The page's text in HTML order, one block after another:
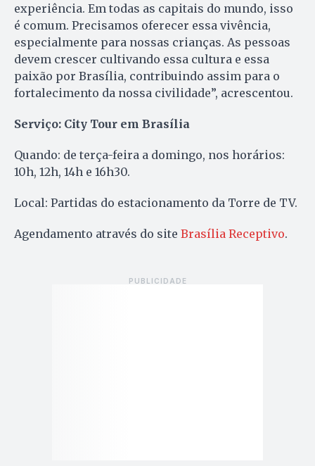
experiência. Em todas as capitais do mundo, isso
é comum. Precisamos oferecer essa vivência,
especialmente para nossas crianças. As pessoas
devem crescer cultivando essa cultura e essa
paixão por Brasília, contribuindo assim para o
fortalecimento da nossa civilidade”, acrescentou.
Serviço: City Tour em Brasília
Quando: de terça-feira a domingo, nos horários:
10h, 12h, 14h e 16h30.
Local: Partidas do estacionamento da Torre de TV.
Agendamento através do site Brasília Receptivo.